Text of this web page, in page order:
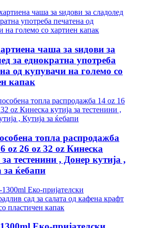
чаша за ѕидови за
за еднократна употреба
од купувачи на големо со
капак
топла распродажба
oz 26 oz 32 oz Кинеска
за тестенини , Донер кутија ,
за ќебапи